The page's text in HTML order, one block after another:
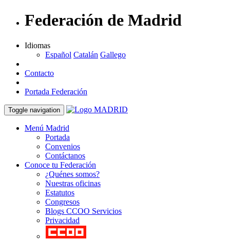
Federación de Madrid
Idiomas
Español Catalán Gallego
Contacto
Portada Federación
Toggle navigation
Menú Madrid
Portada
Convenios
Contáctanos
Conoce tu Federación
¿Quénes somos?
Nuestras oficinas
Estatutos
Congresos
Blogs CCOO Servicios
Privacidad